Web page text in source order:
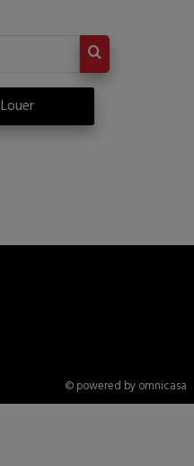
Louer
© powered by omnicasa